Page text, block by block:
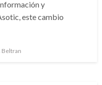
y
este cambio
Beltran